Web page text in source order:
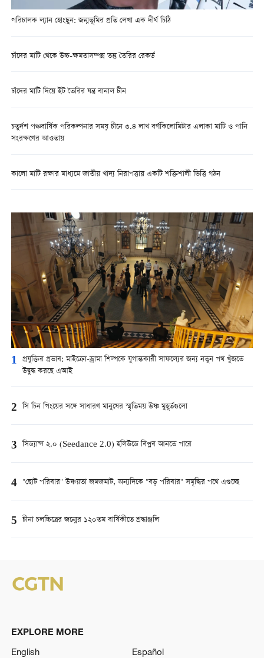
পরিচালক ল্যান হোংছুন: জন্মভূমির প্রতি লেখা এক দীর্ঘ চিঠি
চাঁদের মাটি থেকে উচ্চ-ক্ষমতাসম্পন্ন তন্তু তৈরির রেকর্ড
চাঁদের মাটি দিয়ে ইট তৈরির যন্ত্র বানাল চীন
চতুর্দশ পঞ্চবার্ষিক পরিকল্পনার সময় চীনে ৩.৪ লাখ বর্গকিলোমিটার এলাকা মাটি ও পানি
সংরক্ষণের আওতায়
কালো মাটি রক্ষার মাধ্যমে জাতীয় খাদ্য নিরাপত্তায় একটি শক্তিশালী ভিত্তি গঠন
1 প্রযুক্তির প্রভাব: মাইক্রো-ড্রামা শিল্পকে যুগান্তকারী সাফল্যের জন্য নতুন পথ খুঁজতে
উদ্বুদ্ধ করছে এআই
2 সি চিন পিংয়ের সঙ্গে সাধারণ মানুষের স্মৃতিময় উষ্ণ মুহূর্তগুলো
3 সিড্যান্স ২.০ (Seedance 2.0) হলিউডে বিপ্লব আনতে পারে
4 "ছোট পরিবার" উষ্ণয়তা জমজমাট, অন্যদিকে "বড় পরিবার" সমৃদ্ধির পথে এগুচ্ছে
5 চীনা চলচ্চিত্রের জন্মের ১২০তম বার্ষিকীতে শ্রদ্ধাঞ্জলি
EXPLORE MORE
English
Español